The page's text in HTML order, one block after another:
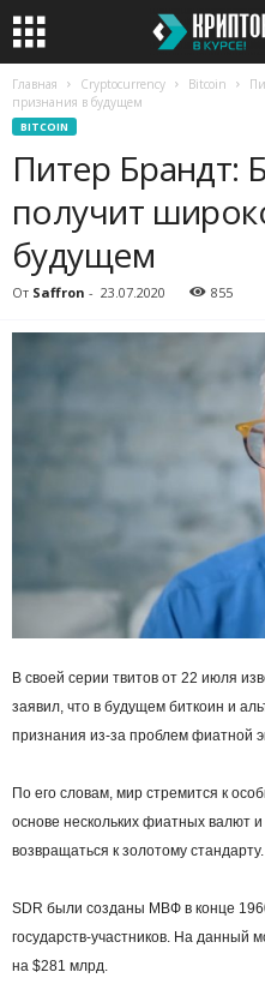
Главная Cryptocurrency Bitcoin
признания в будущем
BITCOIN
Питер Брандт:
получит
будущем
От Saffron - 23.07.2020 855
В своей серии твитов от 22 июля
заявил, что в будущем биткоин и
признания из-за проблем фиатной
По его словам, мир стремится к
основе нескольких фиатных валют
возвращаться к золотому стандарту.
SDR были созданы МВФ в конце
государств-участников. На
на $281 млрд.